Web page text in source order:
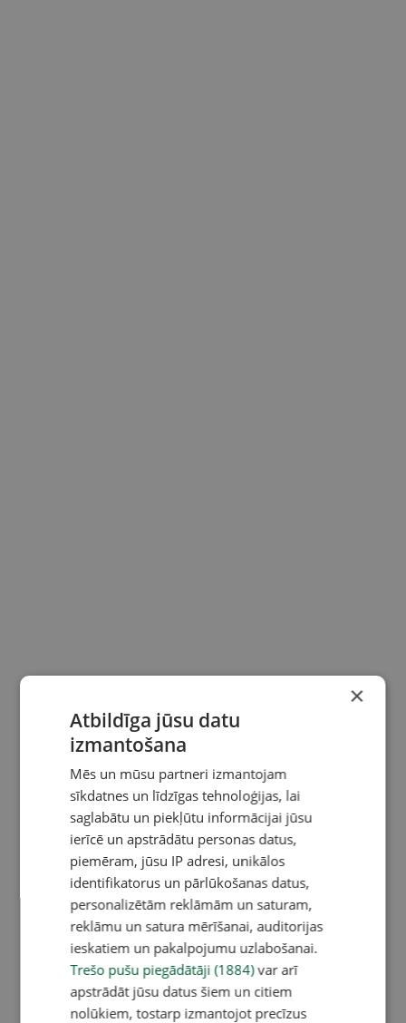
×
Atbildīga jūsu datu
izmantošana
Mēs un mūsu partneri izmantojam
sīkdatnes un līdzīgas tehnoloģijas, lai
saglabātu un piekļūtu informācijai jūsu
ierīcē un apstrādātu personas datus,
piemēram, jūsu IP adresi, unikālos
identifikatorus un pārlūkošanas datus,
personalizētām reklāmām un saturam,
reklāmu un satura mērīšanai, auditorijas
ieskatiem un pakalpojumu uzlabošanai.
Trešo pušu piegādātāji (1884)var arī
apstrādāt jūsu datus šiem un citiem
nolūkiem, tostarp izmantojot precīzus